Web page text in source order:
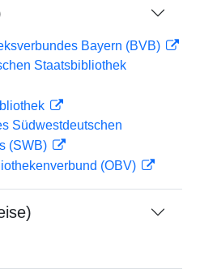
Bayern (BVB)
Staatsbibliothek
Südwestdeutschen
(SWB)
(OBV)